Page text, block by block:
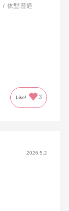
体型:普通
Like! 3
2026.5.2